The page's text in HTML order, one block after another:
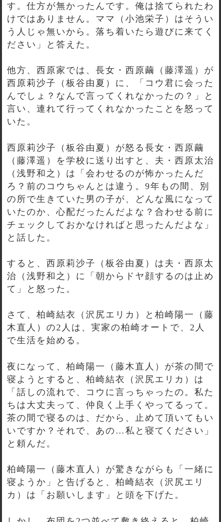
す。仕方が無かったんです。俺は捨てられたわ
けではありません。ママ（小池栄子）はそうい
う人じゃ無いから。落ち着いたら遊びに来てく
ださい」と答えた。
他方、西原家では、長女・西原繭（藤澤遥）が
西原莉沙子（板谷由夏）に、「コウ君に会った
んでしょ？なんで言ってくれなかったの？」と
言い、連れて行ってくれなかったことを怒って
いた。
西原莉沙子（板谷由夏）が怒る長女・西原繭
（藤澤遥）を学校に送り出すと、夫・西原太治
（浅野和之）は「会わせるのが怖かったんだ
ろ？前のコウちゃんとは違う。9年もの間、別
の所で生きていた男の子が、どんな風になって
いたのか、心配だったんだよな？合わせる前に
チェックしておかなければと思ったんだよな」
と話した。
すると、西原莉沙子（板谷由夏）は夫・西原太
治（浅野和之）に「朝からドヤ顔するのは止め
て」と怒った。
さて、柏崎結衣（沢尻エリカ）と柏崎陽一（藤
木直人）の2人は、実家の柏崎オートで、2人
で生活を始める。
夜になって、柏崎陽一（藤木直人）が茶の間で
寝ようとすると、柏崎結衣（沢尻エリカ）は
「話しの流れで、コウに言っちゃったの。私た
ちは大丈夫って、仲良く上手くやってるって。
茶の間で寝るのは、だから、止めて頂いてもい
いですか？それで、あの…私と寝てください」
と頼んだ。
柏崎陽一（藤木直人）が驚きながらも「一緒に
寝ようか」と告げると、柏崎結衣（沢尻エリ
カ）は「お願いします」と頭を下げた。